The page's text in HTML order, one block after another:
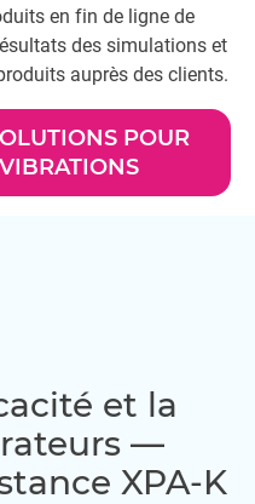
en fin de ligne de
des simulations et
auprès des clients.
POUR
et la
—
XPA-K